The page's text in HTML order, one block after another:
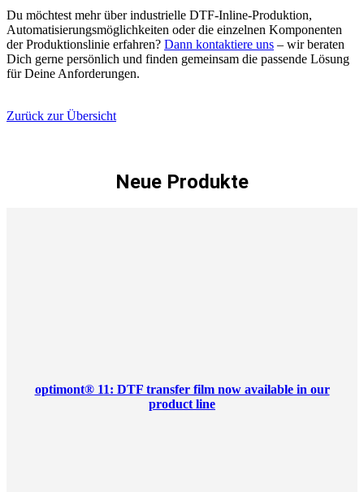
Du möchtest mehr über industrielle DTF-Inline-Produktion,
Automatisierungsmöglichkeiten oder die einzelnen Komponenten
der Produktionslinie erfahren? Dann kontaktiere uns – wir beraten
Dich gerne persönlich und finden gemeinsam die passende Lösung
für Deine Anforderungen.
Zurück zur Übersicht
Neue Produkte
optimont® 11: DTF transfer film now available in our
product line